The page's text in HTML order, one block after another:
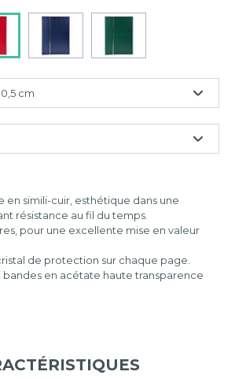
cm
en simili-cuir, esthétique dans une
résistance au fil du temps.
pour une excellente mise en valeur
de protection sur chaque page.
bandes en acétate haute transparence